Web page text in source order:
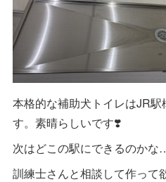
本格的な補助犬トイレはJR
す。素晴らしいです❣️
次はどこの駅にできるのかな
訓練士さんと相談して作って